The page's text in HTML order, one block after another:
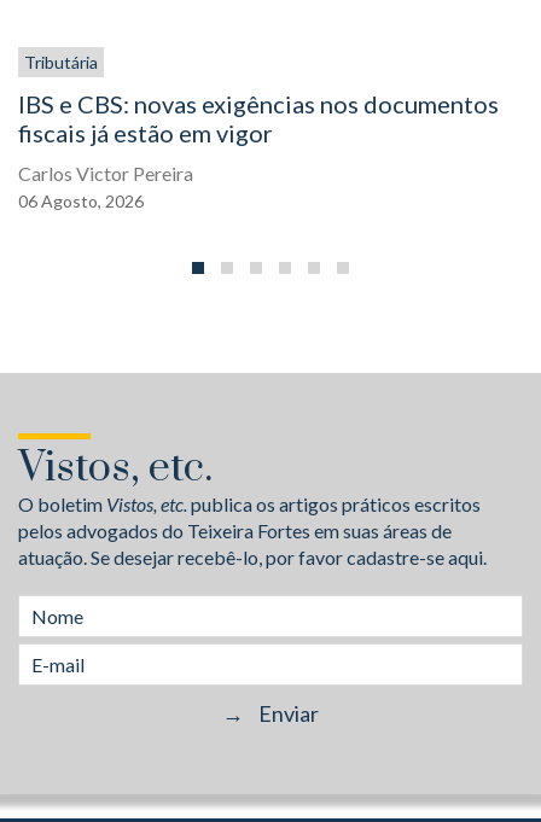
Tributária
IBS e CBS: novas exigências nos documentos
fiscais já estão em vigor
Carlos Victor Pereira
06Agosto, 2026
Vistos, etc.
O boletim Vistos, etc.publica os artigos práticos escritos
pelos advogados do Teixeira Fortes em suas áreas de
atuação. Se desejar recebê-lo, por favor cadastre-se aqui.